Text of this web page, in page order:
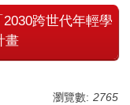
跨世代年輕學
畫
瀏覽數: 2765